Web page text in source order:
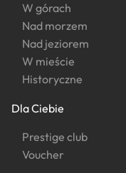
W górach
Nad morzem
Nad jeziorem
W mieście
Historyczne
Dla Ciebie
Prestige club
Voucher